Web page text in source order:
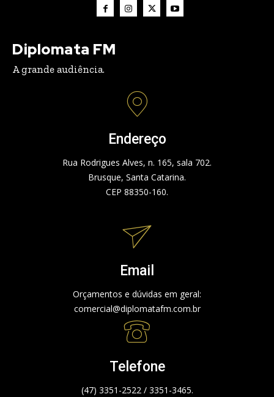
Diplomata FM
A grande audiência.
Endereço
Rua Rodrigues Alves, n. 165, sala 702.
Brusque, Santa Catarina.
CEP 88350-160.
Email
Orçamentos e dúvidas em geral:
comercial@diplomatafm.com.br
Telefone
(47) 3351-2522 / 3351-3465.